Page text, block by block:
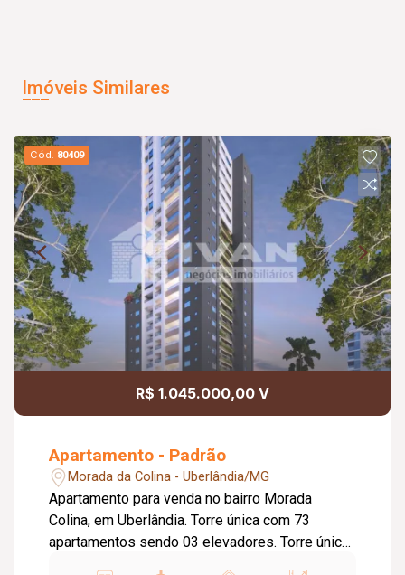
Imóveis Similares
Cód. 80409
R$ 1.045.000,00 V
Apartamento - Padrão
Morada da Colina - Uberlândia/MG
Apartamento para venda no bairro Morada
Colina, em Uberlândia. Torre única com 73
apartamentos sendo 03 elevadores. Torre única